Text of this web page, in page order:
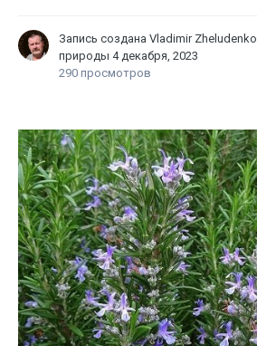
Запись создана Vladimir Zheludenko
природы 4 декабря, 2023
290 просмотров